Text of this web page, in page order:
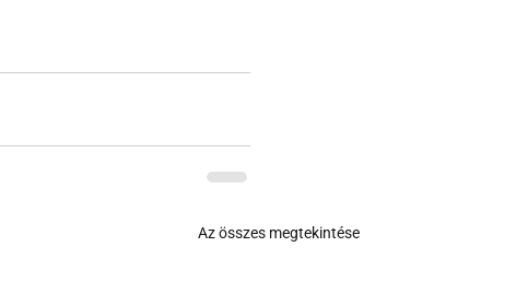
Az összes megtekintése